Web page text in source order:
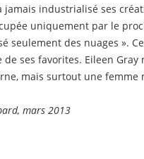
jamais industrialisé ses
uniquement par le
seulement des nuages ».
de ses favorites. Eileen
mais surtout une femme
mars 2013